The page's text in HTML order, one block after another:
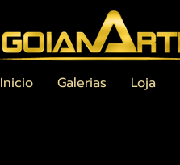
Inicio Galerias Loja